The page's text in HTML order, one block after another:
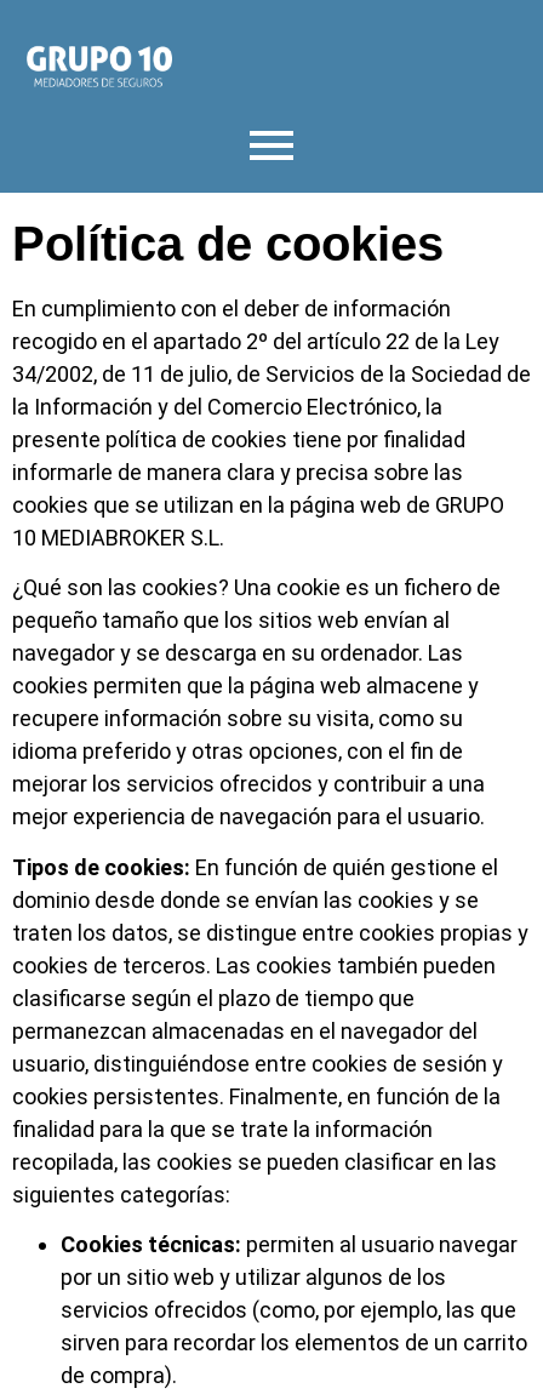
Política de cookies
En cumplimiento con el deber de información
recogido en el apartado 2º del artículo 22 de la Ley
34/2002, de 11 de julio, de Servicios de la Sociedad de
la Información y del Comercio Electrónico, la
presente política de cookies tiene por finalidad
informarle de manera clara y precisa sobre las
cookies que se utilizan en la página web de GRUPO
10 MEDIABROKER S.L.
¿Qué son las cookies? Una cookie es un fichero de
pequeño tamaño que los sitios web envían al
navegador y se descarga en su ordenador. Las
cookies permiten que la página web almacene y
recupere información sobre su visita, como su
idioma preferido y otras opciones, con el fin de
mejorar los servicios ofrecidos y contribuir a una
mejor experiencia de navegación para el usuario.
Tipos de cookies: En función de quién gestione el
dominio desde donde se envían las cookies y se
traten los datos, se distingue entre cookies propias y
cookies de terceros. Las cookies también pueden
clasificarse según el plazo de tiempo que
permanezcan almacenadas en el navegador del
usuario, distinguiéndose entre cookies de sesión y
cookies persistentes. Finalmente, en función de la
finalidad para la que se trate la información
recopilada, las cookies se pueden clasificar en las
siguientes categorías:
Cookies técnicas: permiten al usuario navegar
por un sitio web y utilizar algunos de los
servicios ofrecidos (como, por ejemplo, las que
sirven para recordar los elementos de un carrito
de compra).